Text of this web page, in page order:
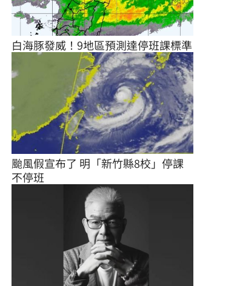
白海豚發威！9地區預測達停班課標準
颱風假宣布了 明「新竹縣8校」停課
不停班